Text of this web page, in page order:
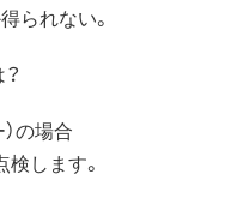
られない。
の場合
します。